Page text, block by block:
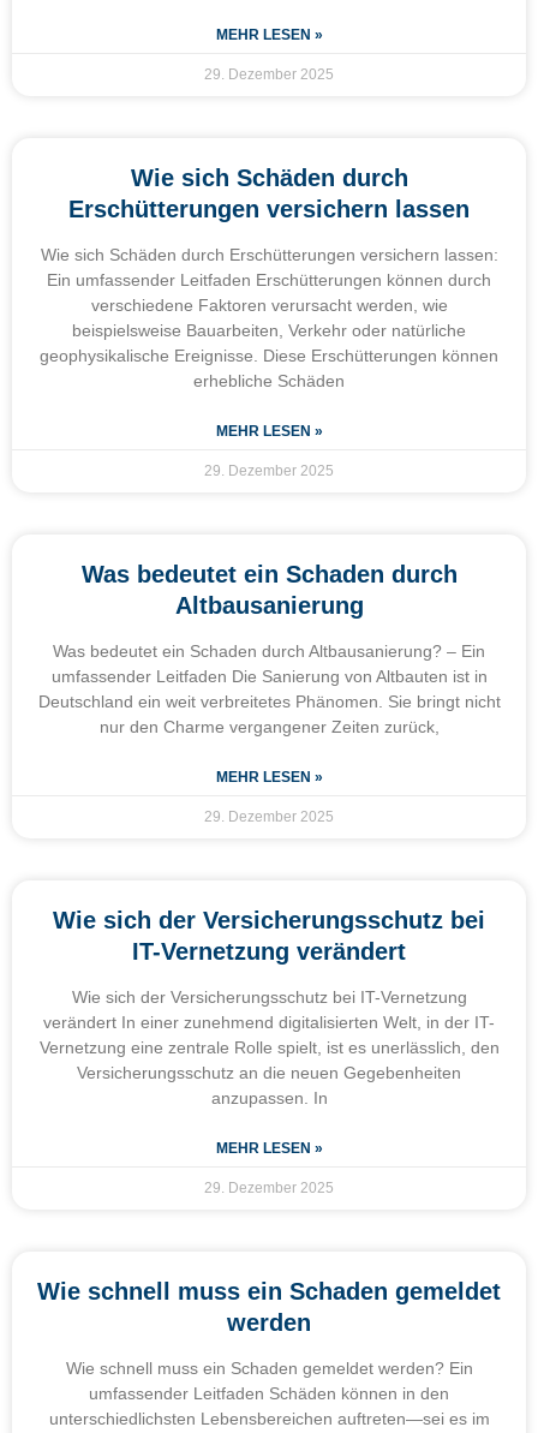
MEHR LESEN »
29. Dezember 2025
Wie sich Schäden durch
Erschütterungen versichern lassen
Wie sich Schäden durch Erschütterungen versichern lassen:
Ein umfassender Leitfaden Erschütterungen können durch
verschiedene Faktoren verursacht werden, wie
beispielsweise Bauarbeiten, Verkehr oder natürliche
geophysikalische Ereignisse. Diese Erschütterungen können
erhebliche Schäden
MEHR LESEN »
29. Dezember 2025
Was bedeutet ein Schaden durch
Altbausanierung
Was bedeutet ein Schaden durch Altbausanierung? – Ein
umfassender Leitfaden Die Sanierung von Altbauten ist in
Deutschland ein weit verbreitetes Phänomen. Sie bringt nicht
nur den Charme vergangener Zeiten zurück,
MEHR LESEN »
29. Dezember 2025
Wie sich der Versicherungsschutz bei
IT-Vernetzung verändert
Wie sich der Versicherungsschutz bei IT-Vernetzung
verändert In einer zunehmend digitalisierten Welt, in der IT-
Vernetzung eine zentrale Rolle spielt, ist es unerlässlich, den
Versicherungsschutz an die neuen Gegebenheiten
anzupassen. In
MEHR LESEN »
29. Dezember 2025
Wie schnell muss ein Schaden gemeldet
werden
Wie schnell muss ein Schaden gemeldet werden? Ein
umfassender Leitfaden Schäden können in den
unterschiedlichsten Lebensbereichen auftreten—sei es im